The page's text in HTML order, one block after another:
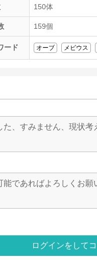
150体
159個
ード オーブ メビウス
た、すみません、現状考
能であればよろしくお願
ログインをして